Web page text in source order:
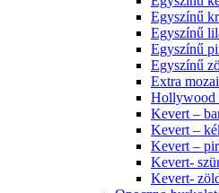
Egyszínű
Egyszínű
Egyszínű
Egyszínű
Extra
Hollywood
Kevert –
Kevert –
Kevert –
Kevert-
Kevert-